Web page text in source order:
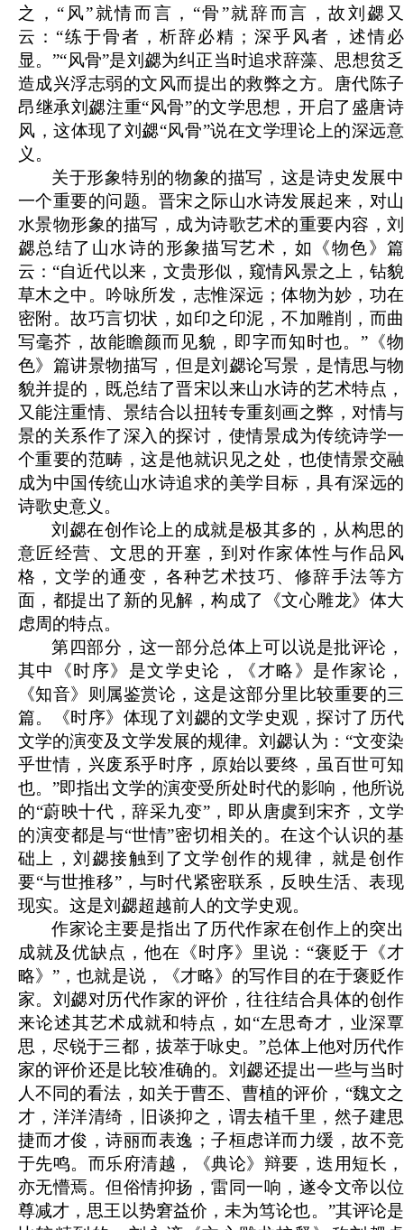
之，“风”就情而言，“骨”就辞而言，故刘勰又
云：“练于骨者，析辞必精；深乎风者，述情必
显。”“风骨”是刘勰为纠正当时追求辞藻、思想贫乏
造成兴浮志弱的文风而提出的救弊之方。唐代陈子
昂继承刘勰注重“风骨”的文学思想，开启了盛唐诗
风，这体现了刘勰“风骨”说在文学理论上的深远意
义。
关于形象特别的物象的描写，这是诗史发展中
一个重要的问题。晋宋之际山水诗发展起来，对山
水景物形象的描写，成为诗歌艺术的重要内容，刘
勰总结了山水诗的形象描写艺术，如《物色》篇
云：“自近代以来，文贵形似，窥情风景之上，钻貌
草木之中。吟咏所发，志惟深远；体物为妙，功在
密附。故巧言切状，如印之印泥，不加雕削，而曲
写毫芥，故能瞻颜而见貌，即字而知时也。”《物
色》篇讲景物描写，但是刘勰论写景，是情思与物
貌并提的，既总结了晋宋以来山水诗的艺术特点，
又能注重情、景结合以扭转专重刻画之弊，对情与
景的关系作了深入的探讨，使情景成为传统诗学一
个重要的范畴，这是他就识见之处，也使情景交融
成为中国传统山水诗追求的美学目标，具有深远的
诗歌史意义。
刘勰在创作论上的成就是极其多的，从构思的
意匠经营、文思的开塞，到对作家体性与作品风
格，文学的通变，各种艺术技巧、修辞手法等方
面，都提出了新的见解，构成了《文心雕龙》体大
虑周的特点。
第四部分，这一部分总体上可以说是批评论，
其中《时序》是文学史论，《才略》是作家论，
《知音》则属鉴赏论，这是这部分里比较重要的三
篇。《时序》体现了刘勰的文学史观，探讨了历代
文学的演变及文学发展的规律。刘勰认为：“文变染
乎世情，兴废系乎时序，原始以要终，虽百世可知
也。”即指出文学的演变受所处时代的影响，他所说
的“蔚映十代，辞采九变”，即从唐虞到宋齐，文学
的演变都是与“世情”密切相关的。在这个认识的基
础上，刘勰接触到了文学创作的规律，就是创作
要“与世推移”，与时代紧密联系，反映生活、表现
现实。这是刘勰超越前人的文学史观。
作家论主要是指出了历代作家在创作上的突出
成就及优缺点，他在《时序》里说：“褒贬于《才
略》”，也就是说，《才略》的写作目的在于褒贬作
家。刘勰对历代作家的评价，往往结合具体的创作
来论述其艺术成就和特点，如“左思奇才，业深覃
思，尽锐于三都，拔萃于咏史。”总体上他对历代作
家的评价还是比较准确的。刘勰还提出一些与当时
人不同的看法，如关于曹丕、曹植的评价，“魏文之
才，洋洋清绮，旧谈抑之，谓去植千里，然子建思
捷而才俊，诗丽而表逸；子桓虑详而力缓，故不竞
于先鸣。而乐府清越，《典论》辩要，迭用短长，
亦无懵焉。但俗情抑扬，雷同一响，遂令文帝以位
尊减才，思王以势窘益价，未为笃论也。”其评论是